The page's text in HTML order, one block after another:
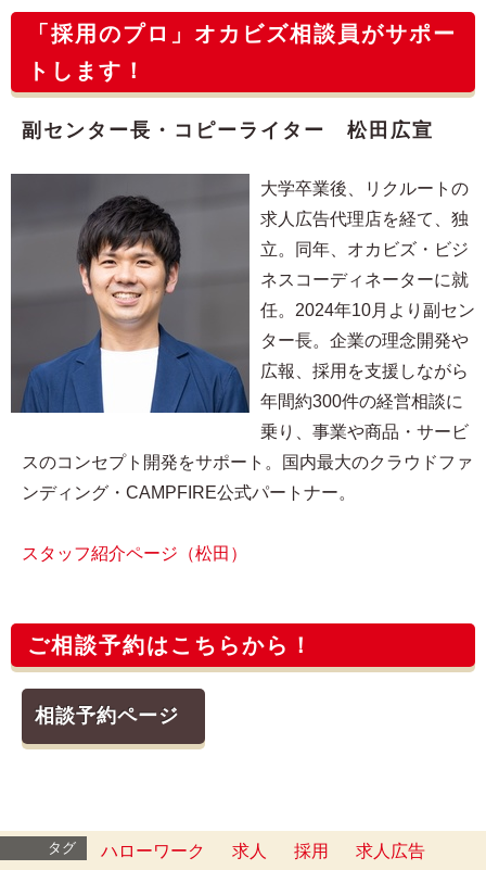
「採用のプロ」オカビズ相談員がサポー
トします！
副センター長・コピーライター 松田広宣
大学卒業後、リクルートの
求人広告代理店を経て、独
立。同年、オカビズ・ビジ
ネスコーディネーターに就
任。2024年10月より副セン
ター長。企業の理念開発や
広報、採用を支援しながら
年間約300件の経営相談に
乗り、事業や商品・サービ
スのコンセプト開発をサポート。国内最大のクラウドファ
ンディング・CAMPFIRE公式パートナー。
スタッフ紹介ページ（松田）
ご相談予約はこちらから！
相談予約ページ
タグ ハローワーク 求人 採用 求人広告